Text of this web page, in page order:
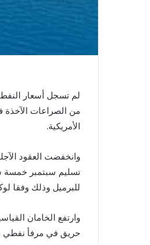
لم تسجل أسعار
من الصراعات الآخذة
الأمريكية.
للبرميل وذلك وفقا
وارتفع الخامان
حريق في مرفأ نفطي